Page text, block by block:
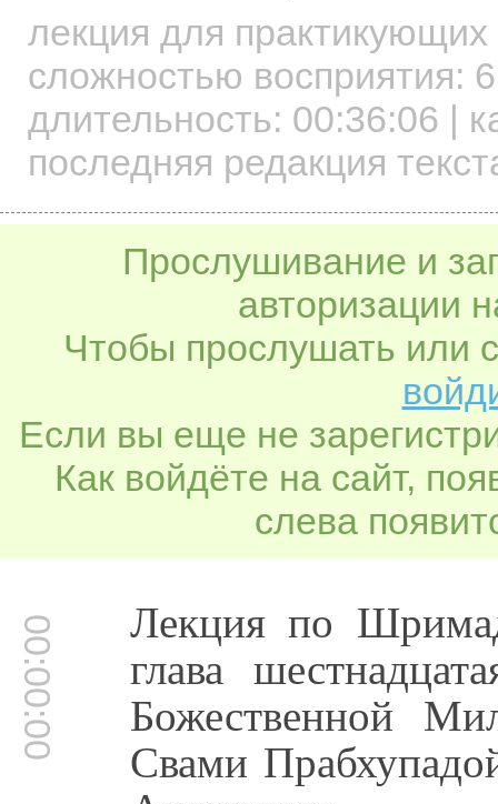
лекция для практикующих
сложностью восприятия: 6
длительность: 00:36:06 |
последняя редакция
Прослушивание и
авторизации
Чтобы прослушать или
Если вы еще не
Как войдёте на сайт,
слева
00:00:00 Лекция по
глава
Божественной
Свами